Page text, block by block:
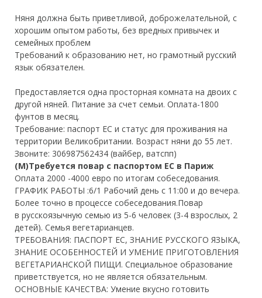
Няня должна быть приветливой, доброжелательной, с
хорошим опытом работы, без вредных привычек и
семейных проблем
Требований к образованию нет, но грамотный русский
язык обязателен.
Предоставляется одна просторная комната на двоих с
другой няней. Питание за счет семьи. Оплата-1800
фунтов в месяц.
Требование: паспорт ЕС и статус для проживания на
территории Великобритании. Возраст няни до 55 лет.
Звоните: 306987562434 (вайбер, ватспп)
(М)Требуется повар с паспортом ЕС в Париж
Оплата 2000 -4000 евро по итогам собеседования.
ГРАФИК РАБОТЫ :6/1 Рабочий день с 11:00 и до вечера.
Более точно в процессе собеседования.Повар
в русскоязычную семью из 5-6 человек (3-4 взрослых, 2
детей). Семья вегетарианцев.
ТРЕБОВАНИЯ: ПАСПОРТ ЕС, ЗНАНИЕ РУССКОГО ЯЗЫКА,
ЗНАНИЕ ОСОБЕННОСТЕЙ И УМЕНИЕ ПРИГОТОВЛЕНИЯ
ВЕГЕТАРИАНСКОЙ ПИЩИ. Специальное образование
приветствуется, но не является обязательным.
ОСНОВНЫЕ КАЧЕСТВА: Умение вкусно готовить